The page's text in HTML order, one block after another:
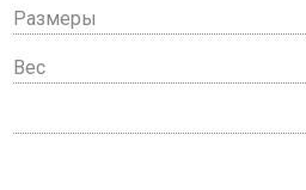
Размеры
Вес